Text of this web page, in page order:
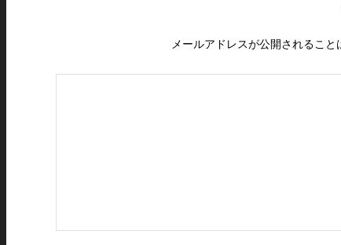
メールアドレスが公開されること